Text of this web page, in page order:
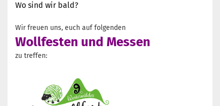
Wo sind wir bald?
Wir freuen uns, euch auf folgenden
Wollfesten und Messen
zu treffen: